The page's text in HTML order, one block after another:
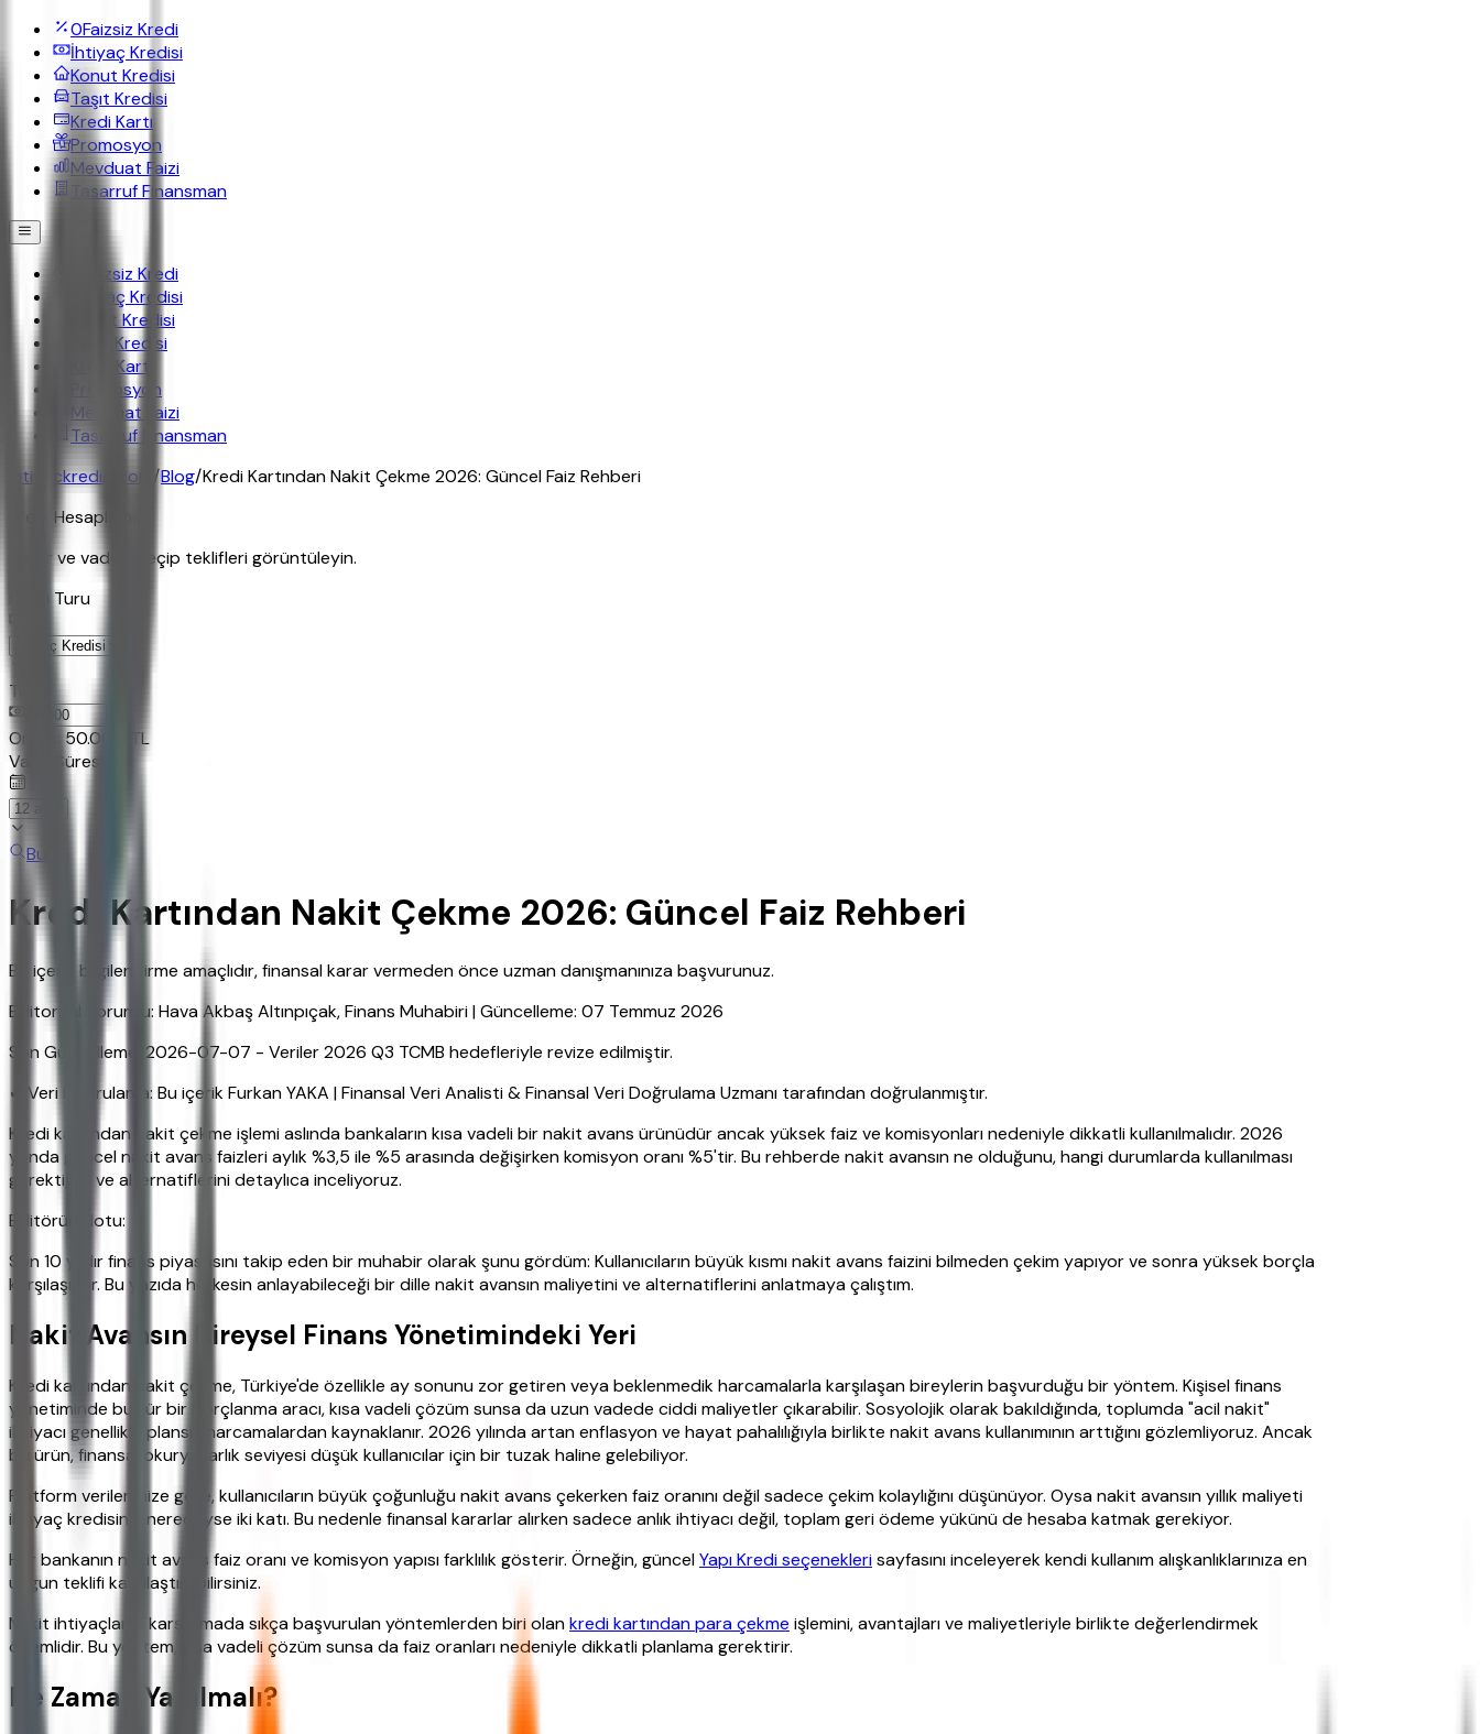
0Faizsiz Kredi
İhtiyaç Kredisi
Konut Kredisi
Taşıt Kredisi
Kredi Kartı
Promosyon
Mevduat Faizi
Tasarruf Finansman
Faizsiz Kredi
İhtiyaç Kredisi
Konut Kredisi
Taşıt Kredisi
Kredi Kartı
Promosyon
Mevduat Faizi
Tasarruf Finansman
ihtiyackredisi.com /Blog/Kredi Kartından Nakit Çekme 2026: Güncel Faiz Rehberi
Kredi Hesaplama
Tutar ve vadeyi seçip teklifleri görüntüleyin.
Kredi Turu
Tutar
Ornek: 50.000
TL
Vade Süresi
Bul
Kredi Kartından Nakit Çekme 2026: Güncel Faiz Rehberi
Bu içerik bilgilendirme amaçlıdır, finansal karar vermeden önce uzman danışmanınıza başvurunuz.
Editoryal Sorumlu: Hava Akbaş Altınpıçak, Finans Muhabiri | Güncelleme: 07 Temmuz 2026
Son Güncelleme: 2026-07-07 - Veriler 2026 Q3 TCMB hedefleriyle revize edilmiştir.
✔ Veri Doğrulama: Bu içerik Furkan YAKA | Finansal Veri Analisti & Finansal Veri Doğrulama Uzmanı tarafından doğrulanmıştır.
Kredi kartından nakit çekme işlemi aslında bankaların kısa vadeli bir nakit avans ürünüdür ancak yüksek faiz ve komisyonları nedeniyle dikkatli kullanılmalıdır. 2026
yılında güncel nakit avans faizleri aylık %3,5 ile %5 arasında değişirken komisyon oranı %5'tir. Bu rehberde nakit avansın ne olduğunu, hangi durumlarda kullanılması
gerektiğini ve alternatiflerini detaylıca inceliyoruz.
Editörün Notu:
Son 10 yıldır finans piyasasını takip eden bir muhabir olarak şunu gördüm: Kullanıcıların büyük kısmı nakit avans faizini bilmeden çekim yapıyor ve sonra yüksek borçla
karşılaşıyor. Bu yazıda herkesin anlayabileceği bir dille nakit avansın maliyetini ve alternatiflerini anlatmaya çalıştım.
Nakit Avansın Bireysel Finans Yönetimindeki Yeri
Kredi kartından nakit çekme, Türkiye'de özellikle ay sonunu zor getiren veya beklenmedik harcamalarla karşılaşan bireylerin başvurduğu bir yöntem. Kişisel finans
yönetiminde bu tür bir borçlanma aracı, kısa vadeli çözüm sunsa da uzun vadede ciddi maliyetler çıkarabilir. Sosyolojik olarak bakıldığında, toplumda "acil nakit"
ihtiyacı genellikle plansız harcamalardan kaynaklanır. 2026 yılında artan enflasyon ve hayat pahalılığıyla birlikte nakit avans kullanımının arttığını gözlemliyoruz. Ancak
bu ürün, finansal okuryazarlık seviyesi düşük kullanıcılar için bir tuzak haline gelebiliyor.
Platform verilerimize göre, kullanıcıların büyük çoğunluğu nakit avans çekerken faiz oranını değil sadece çekim kolaylığını düşünüyor. Oysa nakit avansın yıllık maliyeti
ihtiyaç kredisinin neredeyse iki katı. Bu nedenle finansal kararlar alırken sadece anlık ihtiyacı değil, toplam geri ödeme yükünü de hesaba katmak gerekiyor.
Her bankanın nakit avans faiz oranı ve komisyon yapısı farklılık gösterir. Örneğin, güncelYapı Kredi seçeneklerisayfasını inceleyerek kendi kullanım alışkanlıklarınıza en
uygun teklifi karşılaştırabilirsiniz.
Nakit ihtiyaçlarını karşılamada sıkça başvurulan yöntemlerden biri olankredi kartından para çekme işlemini, avantajları ve maliyetleriyle birlikte değerlendirmek
önemlidir. Bu yöntem, kısa vadeli çözüm sunsa da faiz oranları nedeniyle dikkatli planlama gerektirir.
Ne Zaman Yapılmalı?